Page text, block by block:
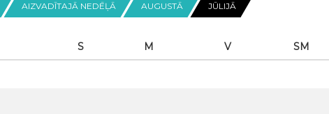
AIZVADĪTAJĀ NEDĒĻĀ AUGUSTĀ JŪLIJĀ
S M V SM